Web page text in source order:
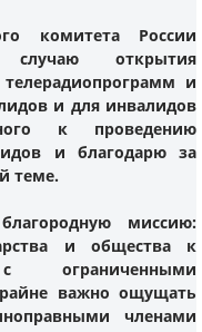
комитета России
открытия
и
и для инвалидов
к проведению
и благодарю за
теме.
миссию:
и общества к
важно ощущать
членами